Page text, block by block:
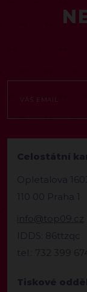
Celostátní
Opletalova
110 00 Praha 1
info@top09.cz
IDDS: 86ttzqc
tel.: 732 399
Tiskové